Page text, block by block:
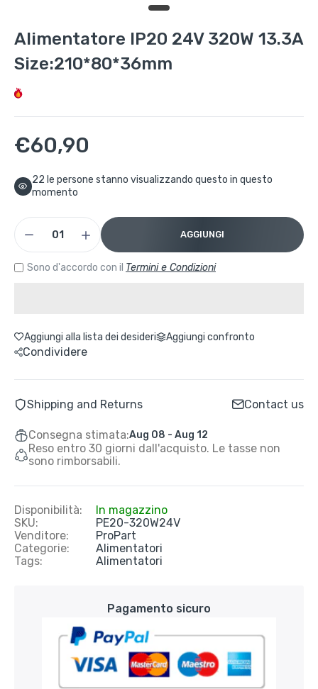
Alimentatore IP20 24V 320W 13.3A
Size:210*80*36mm
€60,90
22 le persone stanno visualizzando questo in questo
momento
AGGIUNGI
Sono d'accordo con il Termini e Condizioni
Aggiungi alla lista dei desideri Aggiungi confronto
Condividere
Shipping and Returns Contact us
Consegna stimata:Aug 08 - Aug 12
Reso entro 30 giorni dall'acquisto. Le tasse non
sono rimborsabili.
Disponibilità:
In magazzino
SKU:
PE20-320W24V
Venditore:
ProPart
Categorie:
Alimentatori
Tags:
Alimentatori
Pagamento sicuro